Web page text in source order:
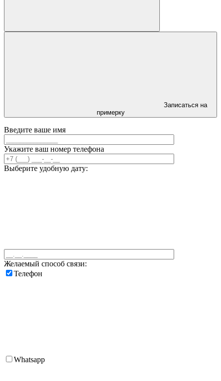
Записаться на
примерку
Введите ваше имя
Укажите ваш номер телефона
Выберите удобную дату:
Желаемый способ связи:
Телефон
Whatsapp